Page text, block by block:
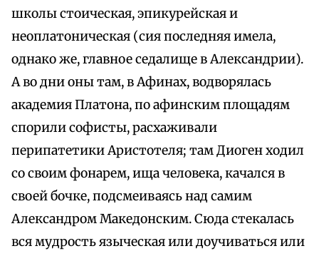
школы стоическая, эпикурейская и
неоплатоническая (сия последняя имела,
однако же, главное седалище в Александрии).
А во дни оны там, в Афинах, водворялась
академия Платона, по афинским площадям
спорили софисты, расхаживали
перипатетики Аристотеля; там Диоген ходил
со своим фонарем, ища человека, качался в
своей бочке, подсмеиваясь над самим
Александром Македонским. Сюда стекалась
вся мудрость языческая или доучиваться или